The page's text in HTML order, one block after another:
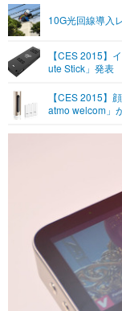
グラビア
ショッピング
ライフTOP
その他
リリース一覧
プッシュ通知の停止
10G光回線導入
【CES 2015】
ute Stick」発表
【CES 2015】
atmo welcom」